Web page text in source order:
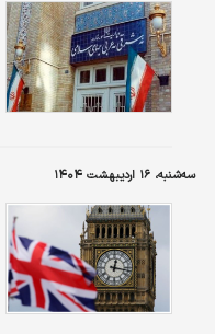
سه‌شنبه، ۱۶ اردیبهشت ۱۴۰۴